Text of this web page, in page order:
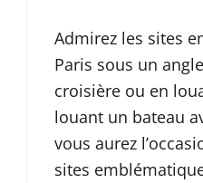
Admirez les sites
Paris sous un
croisière ou en
louant un bateau
vous aurez
sites